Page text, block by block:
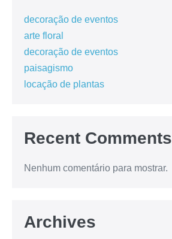
decoração de eventos
arte floral
decoração de eventos
paisagismo
locação de plantas
Recent Comments
Nenhum comentário para mostrar.
Archives